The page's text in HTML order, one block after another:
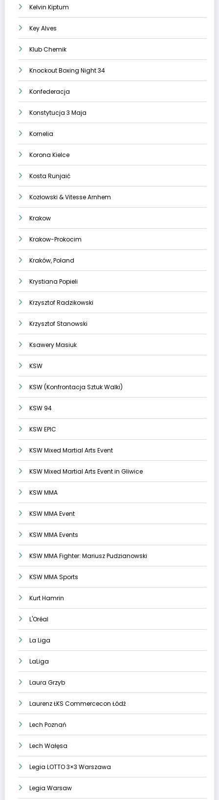
Kelvin Kiptum
Key Alves
Klub Chemik
Knockout Boxing Night 34
Konfederacja
Konstytucja 3 Maja
Kornelia
Korona Kielce
Kosta Runjaić
Kozłowski & Vitesse Arnhem
Krakow
Krakow-Prokocim
Kraków, Poland
Krystiana Popieli
Krzysztof Radzikowski
Krzysztof Stanowski
Ksawery Masiuk
KSW
KSW (Konfrontacja Sztuk Walki)
KSW 94
KSW EPIC
KSW Mixed Martial Arts Event
KSW Mixed Martial Arts Event in Gliwice
KSW MMA
KSW MMA Event
KSW MMA Events
KSW MMA Fighter: Mariusz Pudzianowski
KSW MMA Sports
Kurt Hamrin
L'Oréal
La Liga
LaLiga
Laura Grzyb
Laurenz ŁKS Commercecon Łódź
Lech Poznań
Lech Wałęsa
Legia LOTTO 3×3 Warszawa
Legia Warsaw